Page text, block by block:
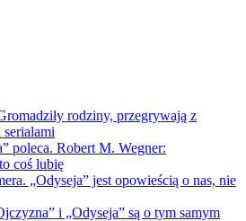
rodziny, przegrywają z
poleca. Robert M. Wegner:
coś lubię
„Odyseja” jest opowieścią o nas, nie
i „Odyseja” są o tym samym